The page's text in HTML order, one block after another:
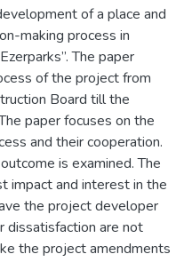
of a place and
making process in
The paper
of the project from
Board till the
paper focuses on the
and their cooperation.
is examined. The
impact and interest in the
the project developer
dissatisfaction are not
the project amendments